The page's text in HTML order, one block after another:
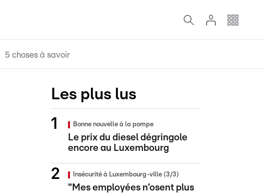
5 choses à savoir
Les plus lus
Bonne nouvelle à la pompe
Le prix du diesel dégringole
encore au Luxembourg
Insécurité à Luxembourg-ville (3/3)
"Mes employées n’osent plus